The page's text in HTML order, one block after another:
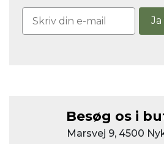
Besøg os i
Marsvej 9, 4500